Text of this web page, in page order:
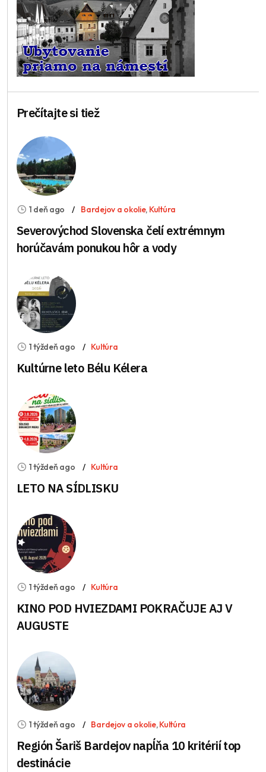
Prečítajte si tiež
1 deň ago Bardejov a okolie, Kultúra
Severovýchod Slovenska čelí extrémnym
horúčavám ponukou hôr a vody
1 týždeň ago Kultúra
Kultúrne leto Bélu Kélera
1 týždeň ago Kultúra
LETO NA SÍDLISKU
1 týždeň ago Kultúra
KINO POD HVIEZDAMI POKRAČUJE AJ V
AUGUSTE
1 týždeň ago Bardejov a okolie,Kultúra
Región Šariš Bardejov napĺňa 10 kritérií top
destinácie